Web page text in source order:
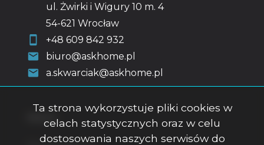
ul. Żwirki i Wigury 10 m. 4
54-621 Wrocław
+48 609 842 932
biuro@askhome.pl
a.skwarciak@askhome.pl
Ta strona wykorzystuje pliki cookies w
celach statystycznych oraz w celu
dostosowania naszych serwisów do